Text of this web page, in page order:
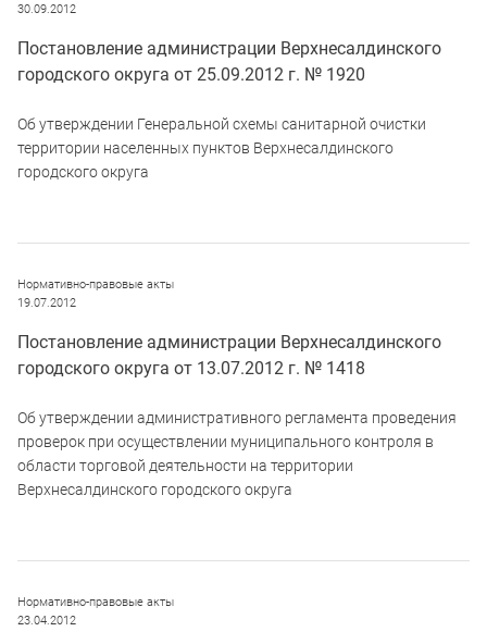
30.09.2012
Постановление администрации Верхнесалдинского
городского округа от 25.09.2012 г. № 1920
Об утверждении Генеральной схемы санитарной очистки
территории населенных пунктов Верхнесалдинского
городского округа
Нормативно-правовые акты
19.07.2012
Постановление администрации Верхнесалдинского
городского округа от 13.07.2012 г. № 1418
Об утверждении административного регламента проведения
проверок при осуществлении муниципального контроля в
области торговой деятельности на территории
Верхнесалдинского городского округа
Нормативно-правовые акты
23.04.2012